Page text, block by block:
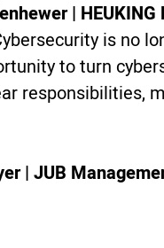
|
is no
to turn
responsibilities,
| JUB